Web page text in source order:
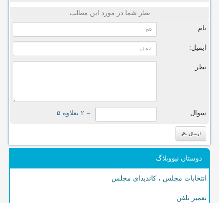
نظر شما در مورد این مطلب
نام:
ایمیل:
نظر:
سوال: = ۲ بعلاوه ۵
دوستان نیووبلاگ
انتخابات مجلس ، کاندیدای مجلس
تعمیر تلفن